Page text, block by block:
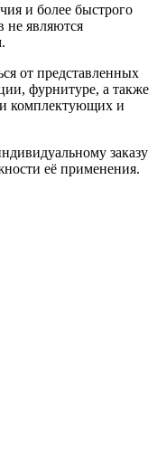
и более быстрого
не являются
от представленных
фурнитуре, а также
комплектующих и
заказу
её применения.